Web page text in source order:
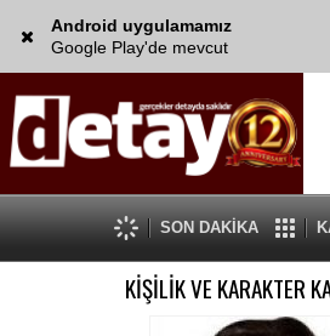
Android uygulamamız
Google Play'de mevcut
SON DAKİKA
KİŞİLİK VE KARAKTER